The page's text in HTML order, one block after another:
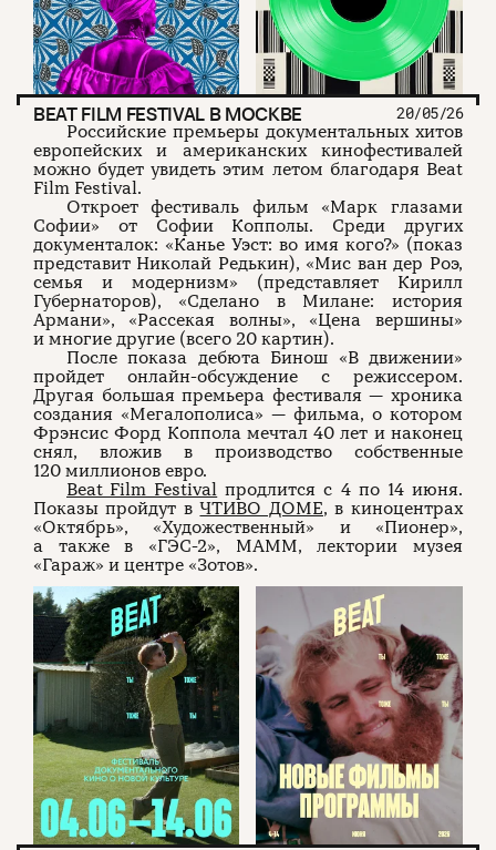
BEAT FILM FESTIVAL В МОСКВЕ 20/05/26
Российские премьеры документальных хитов
европейских и американских кинофестивалей
можно будет увидеть этим летом благодаря Beat
Film Festival.
Откроет фестиваль фильм «Марк глазами
Софии» от Софии Копполы. Среди других
документалок: «Канье Уэст: во имя кого?» (показ
представит Николай Редькин), «Мис ван дер Роэ,
семья и модернизм» (представляет Кирилл
Губернаторов), «Сделано в Милане: история
Армани», «Рассекая волны», «Цена вершины»
и многие другие (всего 20 картин).
После показа дебюта Бинош «В движении»
пройдет онлайн-обсуждение с режиссером.
Другая большая премьера фестиваля — хроника
создания «Мегалополиса» — фильма, о котором
Фрэнсис Форд Коппола мечтал 40 лет и наконец
снял, вложив в производство собственные
120 миллионов евро.
Beat Film Festival продлится с 4 по 14 июня.
Показы пройдут вЧТИВО ДОМЕ, в киноцентрах
«Октябрь», «Художественный» и «Пионер»,
а также в «ГЭС-2», МАММ, лектории музея
«Гараж» и центре «Зотов».